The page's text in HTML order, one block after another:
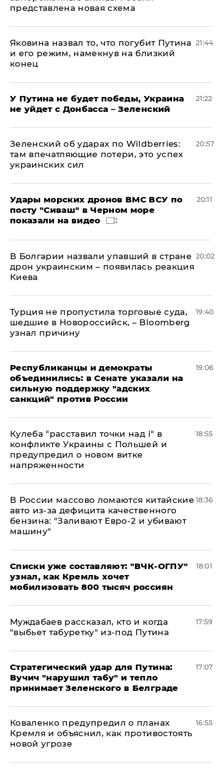
представлена новая схема
Яковина назвал то, что погубит Путина
и его режим, намекнув на близкий
конец
21:44
У Путина не будет победы, Украина
не уйдет с Донбасса – Зеленский
21:22
Зеленский об ударах по Wildberries:
там впечатляющие потери, это успех
украинских сил
20:57
Удары морских дронов ВМС ВСУ по
посту "Сиваш" в Черном море
показали на видео
20:11
В Болгарии назвали упавший в стране
дрон украинским – появилась реакция
Киева
20:02
Турция не пропустила торговые суда,
шедшие в Новороссийск, – Bloomberg
узнал причину
19:40
Республиканцы и демократы
объединились: в Сенате указали на
сильную поддержку "адских
санкций" против России
19:06
Кулеба "расставил точки над і" в
конфликте Украины с Польшей и
предупредил о новом витке
напряженности
18:55
В России массово ломаются китайские
авто из-за дефицита качественного
бензина: "Заливают Евро-2 и убивают
машину"
18:36
Списки уже составляют: "ВЧК-ОГПУ"
узнал, как Кремль хочет
мобилизовать 800 тысяч россиян
18:01
Муждабаев рассказал, кто и когда
"выбьет табуретку" из-под Путина
17:59
Стратегический удар для Путина:
Вучич "нарушил табу" и тепло
принимает Зеленского в Белграде
17:07
Коваленко предупредил о планах
Кремля и объяснил, как противостоять
новой угрозе
16:55